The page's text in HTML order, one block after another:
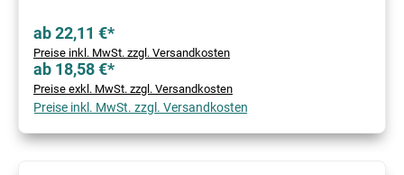
ab 22,11 €*
Preise inkl. MwSt. zzgl. Versandkosten
ab 18,58 €*
Preise exkl. MwSt. zzgl. Versandkosten
Preise inkl. MwSt. zzgl. Versandkosten